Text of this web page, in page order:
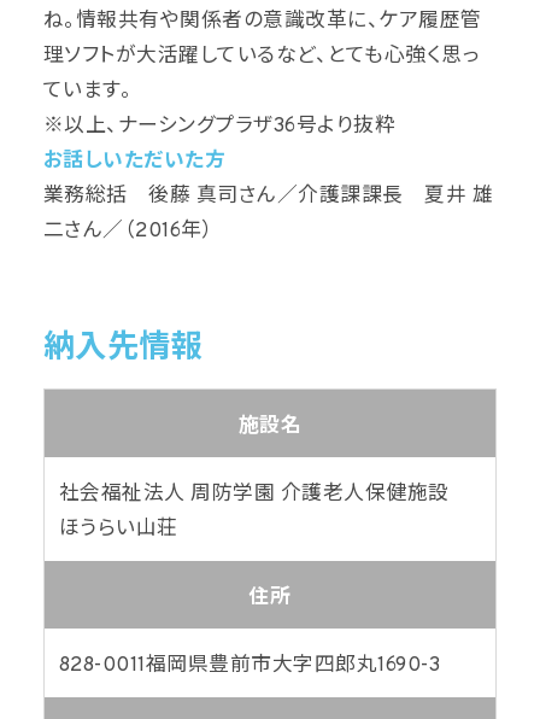
ね。情報共有や関係者の意識改革に、ケア履歴管
理ソフトが大活躍しているなど、とても心強く思っ
ています。
※以上、ナーシングプラザ36号より抜粋
お話しいただいた方
業務総括 後藤 真司さん／介護課課長 夏井 雄
二さん／（2016年）
納入先情報
施設名
社会福祉法人 周防学園 介護老人保健施設
ほうらい山荘
住所
828-0011福岡県豊前市大字四郎丸1690-3